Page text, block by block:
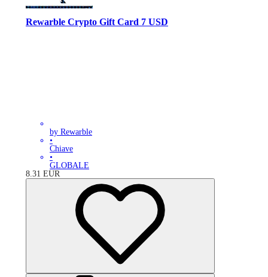
Rewarble Crypto Gift Card 7 USD
by Rewarble
•
Chiave
•
GLOBALE
8.31 EUR